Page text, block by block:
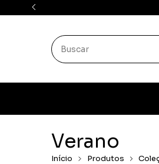
Verano
Início Produtos